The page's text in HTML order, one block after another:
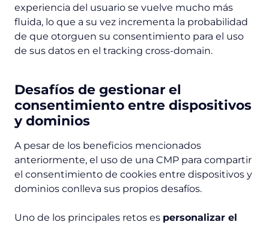
experiencia del usuario se vuelve mucho más
fluida, lo que a su vez incrementa la probabilidad
de que otorguen su consentimiento para el uso
de sus datos en el tracking cross-domain.
Desafíos de gestionar el
consentimiento entre dispositivos
y dominios
A pesar de los beneficios mencionados
anteriormente, el uso de una CMP para compartir
el consentimiento de cookies entre dispositivos y
dominios conlleva sus propios desafíos.
Uno de los principales retos es personalizar el